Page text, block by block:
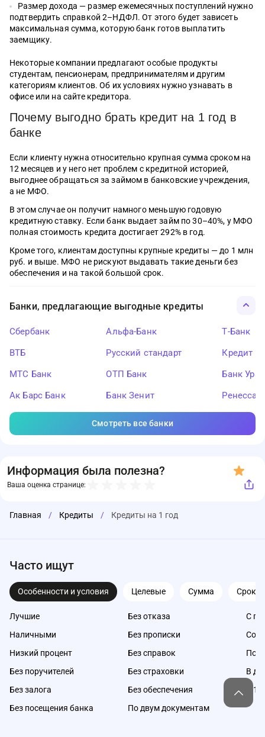
Размер дохода — размер ежемесячных поступлений нужно
подтвердить справкой 2–НДФЛ. От этого будет зависеть
максимальная сумма, которую банк готов выплатить
заемщику.
Некоторые компании предлагают особые продукты
студентам, пенсионерам, предпринимателям и другим
категориям клиентов. Об их условиях нужно узнавать в
офисе или на сайте кредитора.
Почему выгодно брать кредит на 1 год в
банке
Если клиенту нужна относительно крупная сумма сроком на
12 месяцев и у него нет проблем с кредитной историей,
выгоднее обращаться за займом в банковские учреждения,
а не МФО.
В этом случае он получит намного меньшую годовую
кредитную ставку. Если банк выдает займ по 30–40%, у МФО
полная стоимость кредита достигает 292% в год.
Кроме того, клиентам доступны крупные кредиты — до 1 млн
руб. и выше. МФО не рискуют выдавать такие деньги без
обеспечения и на такой большой срок.
Банки, предлагающие выгодные кредиты
Сбербанк
ВТБ
МТС Банк
Ак Барс Банк
Альфа-Банк
Русский стандарт
ОТП Банк
Банк Зенит
Т-Банк
Кредит
Банк
Смотреть все банки
Информация была полезна?
Ваша оценка странице:
Главная / Кредиты / Кредиты на 1 год
Часто ищут
Особенности и условия Целевые Сумма Срок
Лучшие
Наличными
Низкий процент
Без поручителей
Без залога
Без посещения банка
Без отказа
Без прописки
Без справок
Без страховки
Без обеспечения
По двум документам
С
Со
Под
В
С